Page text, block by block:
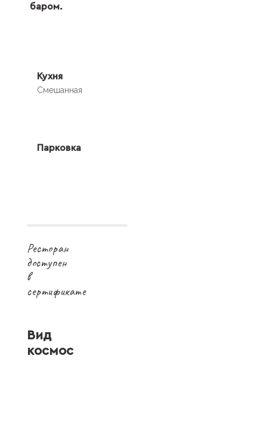
баром.
Кухня
Смешанная
Парковка
Ресторан
доступен
в
сертификате
Вид
космос